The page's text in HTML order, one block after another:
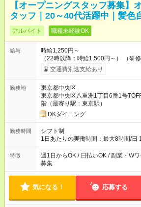
【オープニングスタッフ募集】
タッフ｜20～40代活躍中｜髪色
アルバイト 職種未経験OK
給与
時給1,250円～
（22時以降：時給1,500円～） （研
食事補助あり⇒1食200円 ■友人紹介
大3万円支給！ 【試用期間】試用期
交通費別途支給あり
勤務地
東京都中央区
東京都中央区八重洲1丁目6番1号
階（最寄り駅：東京駅）
DKダイニング
勤務時間
シフト制
1日あたりの実働時間：最大8時間/
から1日3h～OK ★週1日～OK◎ ※勤
※22時以降勤務は18歳以上(法令によ
特徴
週1日からOK / 日払いOK / 副業・W
募集
気になる！ 応募する